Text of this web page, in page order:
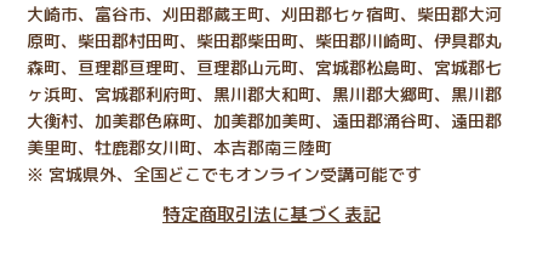
大崎市、富谷市、刈田郡蔵王町、刈田郡七ヶ宿町、柴田郡大河
原町、柴田郡村田町、柴田郡柴田町、柴田郡川崎町、伊具郡丸
森町、亘理郡亘理町、亘理郡山元町、宮城郡松島町、宮城郡七
ヶ浜町、宮城郡利府町、黒川郡大和町、黒川郡大郷町、黒川郡
大衡村、加美郡色麻町、加美郡加美町、遠田郡涌谷町、遠田郡
美里町、牡鹿郡女川町、本吉郡南三陸町
※ 宮城県外、全国どこでもオンライン受講可能です
特定商取引法に基づく表記